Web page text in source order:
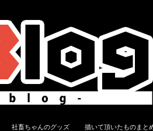
社畜ちゃんのグッズ 描いて頂いたものまと